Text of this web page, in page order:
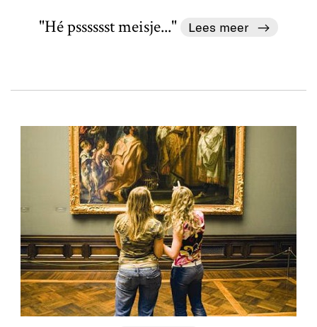
"Hé psssssst meisje..." Lees meer